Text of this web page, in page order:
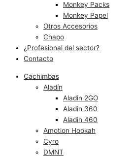
Monkey Packs
Monkey Papel
Otros Accesorios
Chapo
¿Profesional del sector?
Contacto
Cachimbas
Aladín
Aladin 2GO
Aladin 360
Aladin 460
Amotion Hookah
Cyro
DMNT